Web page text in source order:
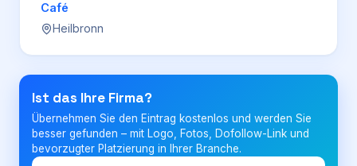
Für Firmen
Login
Firma eintragen
Café
Heilbronn
Ist das Ihre Firma?
Übernehmen Sie den Eintrag kostenlos und werden Sie
besser gefunden – mit Logo, Fotos, Dofollow-Link und
bevorzugter Platzierung in Ihrer Branche.